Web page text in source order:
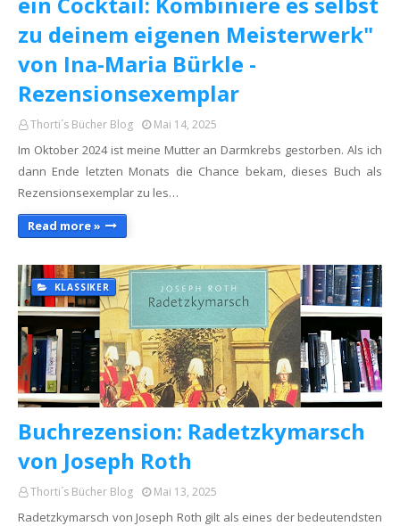
zu deinem eigenen Meisterwerk"
von Ina-Maria Bürkle -
Rezensionsexemplar
Thorti´s Bücher Blog Mai 14, 2025
Im Oktober 2024 ist meine Mutter an Darmkrebs gestorben. Als ich
dann Ende letzten Monats die Chance bekam, dieses Buch als
Rezensionsexemplar zu les…
Read more »
KLASSIKER
Buchrezension: Radetzkymarsch
von Joseph Roth
Thorti´s Bücher Blog Mai 13, 2025
Radetzkymarsch von Joseph Roth gilt als eines der bedeutendsten